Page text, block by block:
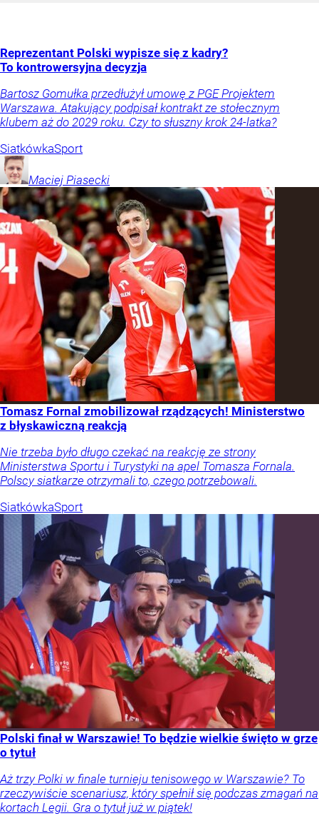
Reprezentant Polski wypisze się z kadry?
To kontrowersyjna decyzja
Bartosz Gomułka przedłużył umowę z PGE Projektem
Warszawa. Atakujący podpisał kontrakt ze stołecznym
klubem aż do 2029 roku. Czy to słuszny krok 24-latka?
SiatkówkaSport
Maciej Piasecki
Tomasz Fornal zmobilizował rządzących! Ministerstwo
z błyskawiczną reakcją
Nie trzeba było długo czekać na reakcję ze strony
Ministerstwa Sportu i Turystyki na apel Tomasza Fornala.
Polscy siatkarze otrzymali to, czego potrzebowali.
SiatkówkaSport
Polski finał w Warszawie! To będzie wielkie święto w grze
o tytuł
Aż trzy Polki w finale turnieju tenisowego w Warszawie? To
rzeczywiście scenariusz, który spełnił się podczas zmagań na
kortach Legii. Gra o tytuł już w piątek!